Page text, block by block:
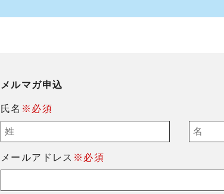
メルマガ申込
氏名 ※必須
メールアドレス ※必須